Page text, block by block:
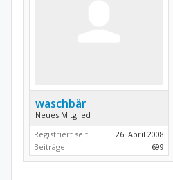
waschbär
Neues Mitglied
Registriert seit:
26. April 2008
Beiträge:
699